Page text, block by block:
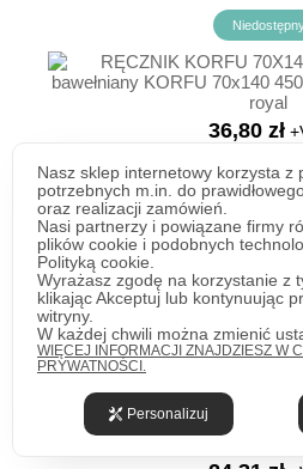
36,80 zł
ZOBACZ
RĘCZNIK SARDYNIA 50X90
SARDYNIA 50x90 400g. w
Nasz sklep internetowy korzysta z
potrzebnych m.in. do
oraz realizacji zamówień.
Nasi partnerzy i powiązane firmy
plików cookie i podobnych
Polityką cookie.
Wyrażasz zgodę na korzystanie z
klikając Akceptuj lub kontynuując
witryny.
W każdej chwili można zmienić
WIĘCEJ INFORMACJI ZNAJDZIESZ W
PRYWATNOŚCI.
Personalizuj